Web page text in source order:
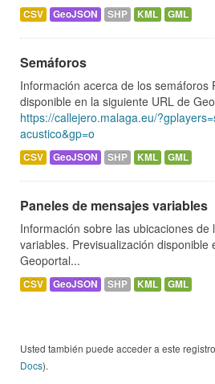
CSV GeoJSON SHP KML GML
Semáforos
Información acerca de los semáforos
disponible en la siguiente URL de
https://callejero.malaga.eu/
acustico&gp=o
CSV GeoJSON SHP KML GML
Paneles de mensajes variables
Información sobre las ubicaciones
variables. Previsualización disponible
Geoportal...
CSV GeoJSON SHP KML GML
Usted también puede acceder a este
Docs).